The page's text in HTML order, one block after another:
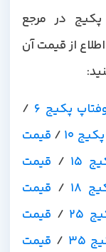
در مرجع
از قیمت آن
پکیج 6 /
/ قیمت
/قیمت
/قیمت
/قیمت
/قیمت